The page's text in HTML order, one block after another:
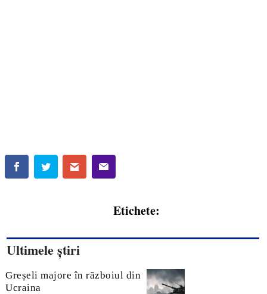
Etichete:
Ultimele știri
Greșeli majore în războiul din
Ucraina